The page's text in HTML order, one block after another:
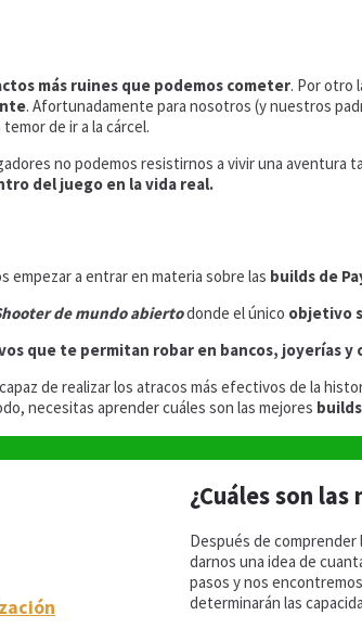
más ruines que podemos cometer. Por otro
. Afortunadamente para nosotros (y nuestros
de ir a la cárcel.
no podemos resistirnos a vivir una aventura
del juego en la vida real.
empezar a entrar en materia sobre las builds de
de mundo abiertodonde el único objetivo
que te permitan robar en bancos, joyerías
de realizar los atracos más efectivos de la
necesitas aprender cuáles son las mejores
¿Cuáles son
Después de
darnos una idea de
pasos y nos
determinarán las